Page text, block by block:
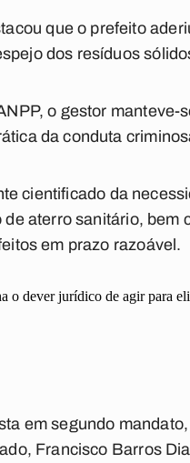
que o prefeito
dos resíduos
o gestor manteve-
da conduta
cientificado da
aterro sanitário, bem
em prazo razoável.
o dever jurídico de agir para
em segundo
Francisco Barros